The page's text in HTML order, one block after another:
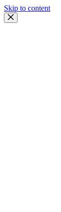
Skip to content